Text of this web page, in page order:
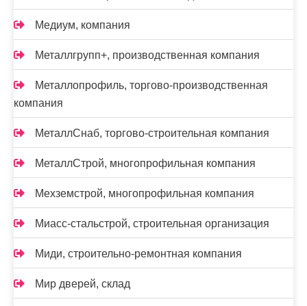
Медиум, компания
Металлгрупп+, производственная компания
Металлопрофиль, торгово-производственная
компания
МеталлСнаб, торгово-строительная компания
МеталлСтрой, многопрофильная компания
Мехземстрой, многопрофильная компания
Миасс-cтальстрой, строительная организация
Миди, строительно-ремонтная компания
Мир дверей, склад